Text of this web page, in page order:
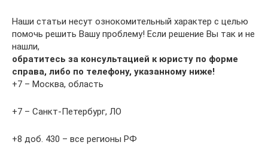
Наши статьи несут ознокомительный характер с целью
помочь решить Вашу проблему! Если решение Вы так и не
нашли,
обратитесь за консультацией к юристу по форме
справа, либо по телефону, указанному ниже!
+7 – Москва, область
+7 – Санкт-Петербург, ЛО
+8 доб. 430 – все регионы РФ